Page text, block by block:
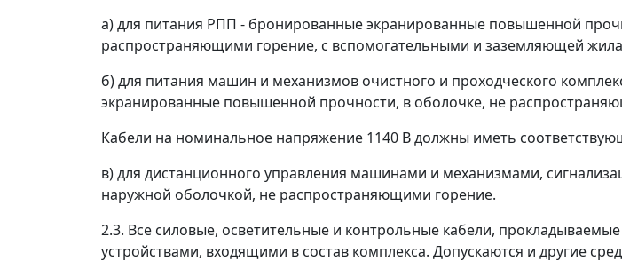
а) для питания РПП - бронированные экранированные повышенной
распространяющими горение, с вспомогательными и заземляющей
б) для питания машин и механизмов очистного и проходческого
экранированные повышенной прочности, в оболочке, не
Кабели на номинальное напряжение 1140 В должны иметь
в) для дистанционного управления машинами и механизмами,
наружной оболочкой, не распространяющими горение.
2.3. Все силовые, осветительные и контрольные кабели,
устройствами, входящими в состав комплекса. Допускаются и другие